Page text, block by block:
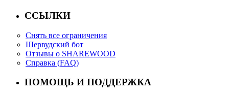
ССЫЛКИ
Снять все ограничения
Шервудский бот
Отзывы о SHAREWOOD
Справка (FAQ)
ПОМОЩЬ И ПОДДЕРЖКА